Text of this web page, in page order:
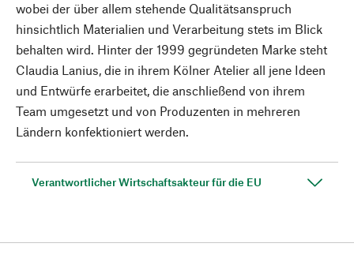
wobei der über allem stehende Qualitätsanspruch
hinsichtlich Materialien und Verarbeitung stets im Blick
behalten wird. Hinter der 1999 gegründeten Marke steht
Claudia Lanius, die in ihrem Kölner Atelier all jene Ideen
und Entwürfe erarbeitet, die anschließend von ihrem
Team umgesetzt und von Produzenten in mehreren
Ländern konfektioniert werden.
Verantwortlicher Wirtschaftsakteur für die EU